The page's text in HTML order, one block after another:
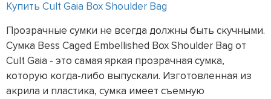
Купить Cult Gaia Box Shoulder Bag
Прозрачные сумки не всегда должны быть скучными.
Сумка Bess Caged Embellished Box Shoulder Bag от
Cult Gaia - это самая яркая прозрачная сумка,
которую когда-либо выпускали. Изготовленная из
акрила и пластика, сумка имеет съемную